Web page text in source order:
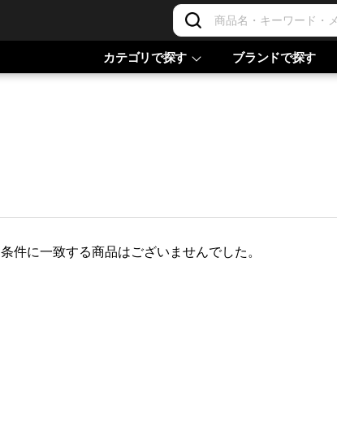
カテゴリで探す ブランドで探す
条件に一致する商品はございませんでした。